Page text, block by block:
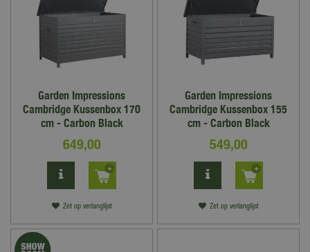
Garden Impressions
Cambridge Kussenbox 170
cm - Carbon Black
649,00
Zet op verlanglijst
Garden Impressions
Cambridge Kussenbox 155
cm - Carbon Black
549,00
Zet op verlanglijst